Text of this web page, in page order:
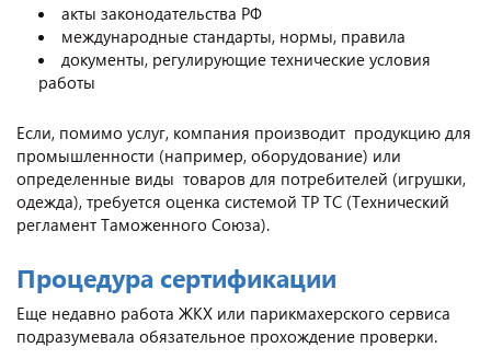
акты законодательства РФ
международные стандарты, нормы, правила
документы, регулирующие технические условия
работы
Если, помимо услуг, компания производит продукцию для
промышленности (например, оборудование) или
определенные виды товаров для потребителей (игрушки,
одежда), требуется оценка системой ТР ТС (Технический
регламент Таможенного Союза).
Процедура сертификации
Еще недавно работа ЖКХ или парикмахерского сервиса
подразумевала обязательное прохождение проверки.